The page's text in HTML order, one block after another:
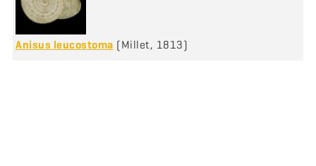
Anisus leucostoma (Millet, 1813)